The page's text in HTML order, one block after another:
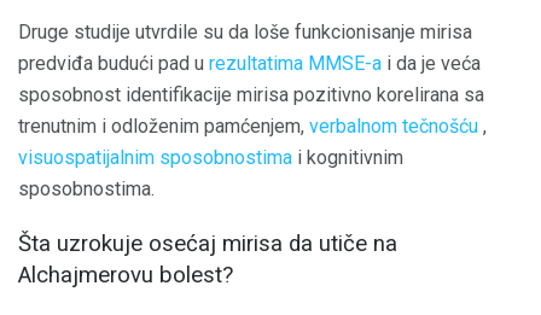
Druge studije utvrdile su da loše funkcionisanje mirisa
predviđa budući pad u rezultatima MMSE-a i da je veća
sposobnost identifikacije mirisa pozitivno korelirana sa
trenutnim i odloženim pamćenjem, verbalnom tečnošću ,
visuospatijalnim sposobnostima i kognitivnim
sposobnostima.
Šta uzrokuje osećaj mirisa da utiče na
Alchajmerovu bolest?